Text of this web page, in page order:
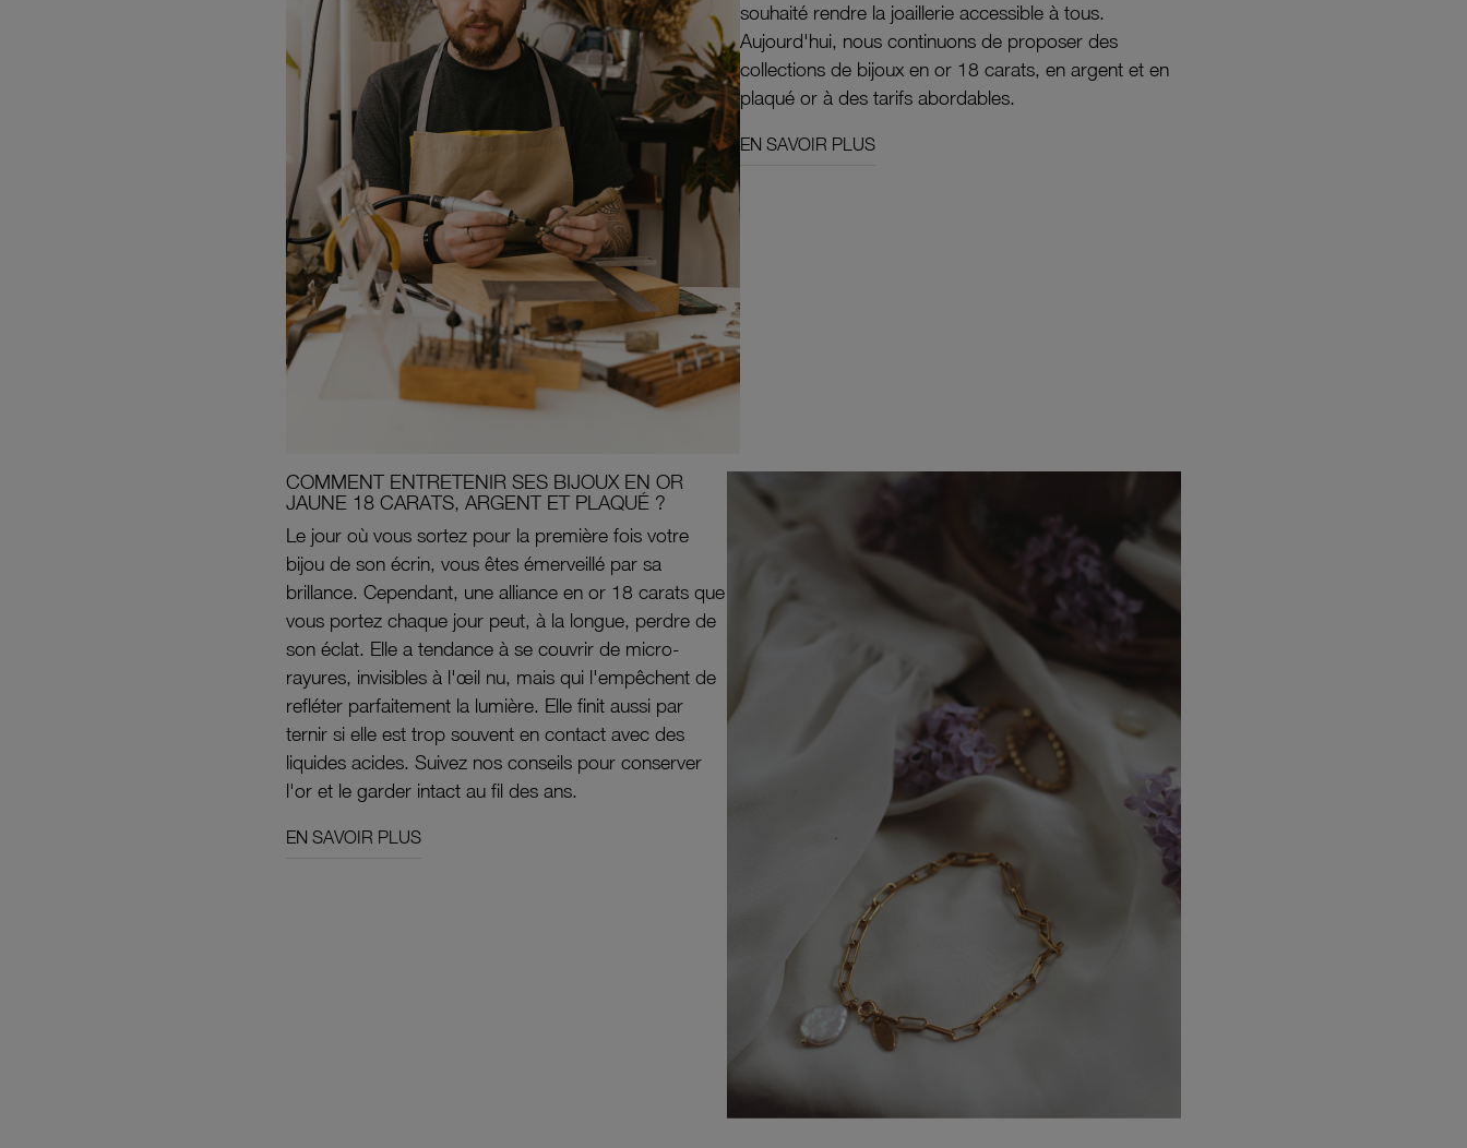
souhaité rendre la joaillerie accessible à tous.
Aujourd'hui, nous continuons de proposer des
collections de bijoux en or 18 carats, en argent et en
plaqué or à des tarifs abordables.
EN SAVOIR PLUS
COMMENT ENTRETENIR SES BIJOUX EN OR
JAUNE 18 CARATS, ARGENT ET PLAQUÉ ?
Le jour où vous sortez pour la première fois votre
bijou de son écrin, vous êtes émerveillé par sa
brillance. Cependant, une alliance en or 18 carats que
vous portez chaque jour peut, à la longue, perdre de
son éclat. Elle a tendance à se couvrir de micro-
rayures, invisibles à l'œil nu, mais qui l'empêchent de
refléter parfaitement la lumière. Elle finit aussi par
ternir si elle est trop souvent en contact avec des
liquides acides. Suivez nos conseils pour conserver
l'or et le garder intact au fil des ans.
EN SAVOIR PLUS